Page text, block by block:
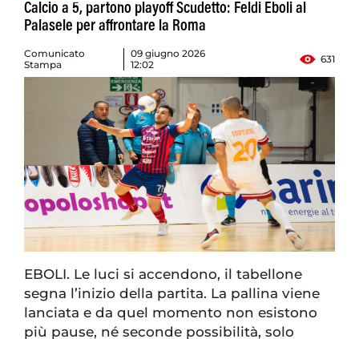
Calcio a 5, partono playoff Scudetto: Feldi Eboli al
Palasele per affrontare la Roma
Comunicato
Stampa
09 giugno 2026
12:02
631
EBOLI. Le luci si accendono, il tabellone
segna l’inizio della partita. La pallina viene
lanciata e da quel momento non esistono
più pause, né seconde possibilità, solo